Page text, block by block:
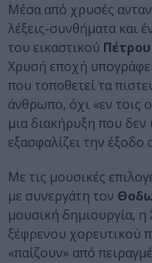
Μέσα από χρυσές
λέξεις-συνθήματα και
του εικαστικού
Χρυσή εποχή
που τοποθετεί τα
άνθρωπο, όχι «εν τοις
μια διακήρυξη που
εξασφαλίζει την
Με τις μουσικές
με συνεργάτη τον
μουσική δημιουργία,
ξέφρενου χορευτικού
«παίζουν» από